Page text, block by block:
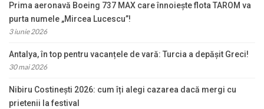
Prima aeronavă Boeing 737 MAX care înnoiește flota TAROM va
purta numele „Mircea Lucescu”!
3 iunie 2026
Antalya, în top pentru vacanțele de vară: Turcia a depășit Greci!
30 mai 2026
Nibiru Costinești 2026: cum îți alegi cazarea dacă mergi cu
prietenii la festival